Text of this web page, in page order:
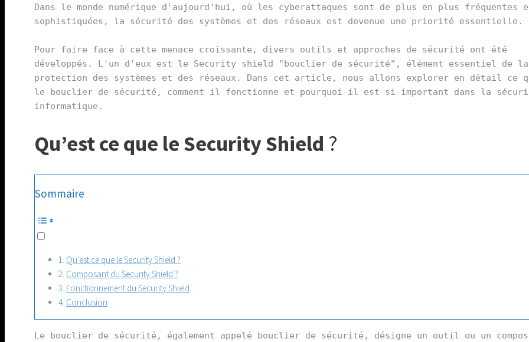
Dans le monde numérique d'aujourd'hui, où les cyberattaques sont de plus en plus fréquentes
sophistiquées, la sécurité des systèmes et des réseaux est devenue une priorité essentielle.
Pour faire face à cette menace croissante, divers outils et approches de sécurité ont été
développés. L'un d'eux est le Security shield "bouclier de sécurité", élément essentiel de la
protection des systèmes et des réseaux. Dans cet article, nous allons explorer en détail ce
le bouclier de sécurité, comment il fonctionne et pourquoi il est si important dans la
Qu’est ce que le Security Shield ?
Sommaire
Qu’est ce que le Security Shield ?
Composant du Security Shield ?
Fonctionnement du Security Shield
Conclusion
Le bouclier de sécurité, également appelé bouclier de sécurité, désigne un outil ou un